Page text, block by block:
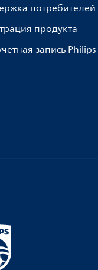
потребителей
продукта
запись Philips